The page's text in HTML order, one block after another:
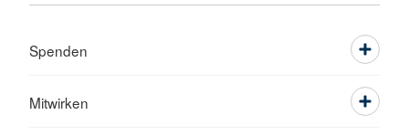
Spenden
Mitwirken